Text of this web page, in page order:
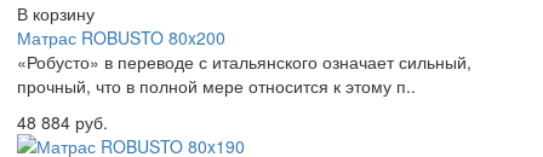
В корзину
Матрас ROBUSTO 80x200
«Робусто» в переводе с итальянского означает сильный,
прочный, что в полной мере относится к этому п..
48 884 руб.